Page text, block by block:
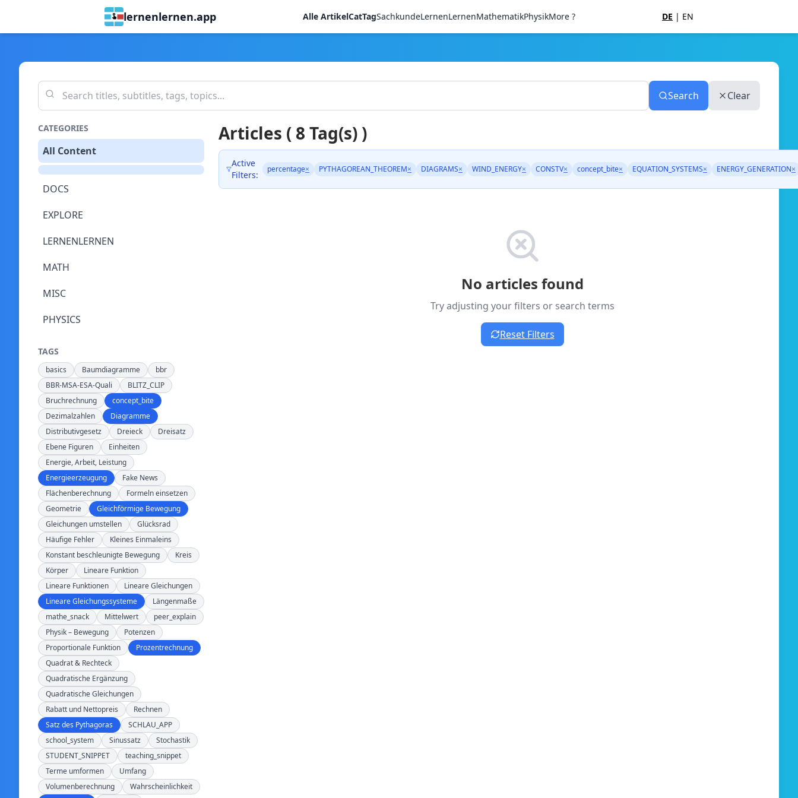
lernenlernen.app Alle ArtikelCatTagSachkundeLernenLernenMathematikPhysikMore ? DE | EN
Search Clear
CATEGORIES
All Content
DOCS
EXPLORE
LERNENLERNEN
MATH
MISC
PHYSICS
TAGS
basics Baumdiagramme
bbr
BBR-MSA-ESA-Quali
BLITZ_CLIP
Bruchrechnung
concept_bite
Dezimalzahlen
Diagramme
Distributivgesetz
Dreieck
Dreisatz
Ebene Figuren
Einheiten
Energie, Arbeit, Leistung
Energieerzeugung
Fake News
Flächenberechnung
Formeln einsetzen
Geometrie
Gleichförmige Bewegung
Gleichungen umstellen
Glücksrad
Häufige Fehler
Kleines Einmaleins
Konstant beschleunigte Bewegung
Kreis
Körper
Lineare Funktion
Lineare Funktionen
Lineare Gleichungen
Lineare Gleichungssysteme
Längenmaße
mathe_snack
Mittelwert
peer_explain
Physik – Bewegung
Potenzen
Proportionale Funktion
Prozentrechnung
Quadrat & Rechteck
Quadratische Ergänzung
Quadratische Gleichungen
Rabatt und Nettopreis
Rechnen
Satz des Pythagoras
SCHLAU_APP
school_system
Sinussatz
Stochastik
STUDENT_SNIPPET
teaching_snippet
Terme umformen
Umfang
Volumenberechnung
Wahrscheinlichkeit
Articles ( 8 Tag(s) )
Active
Filters:
percentage× PYTHAGOREAN_THEOREM× DIAGRAMS× WIND_ENERGY× CONSTV× concept_bite× EQUATION_SYSTEMS× ENERGY_GENERATION×
No articles found
Try adjusting your filters or search terms
Reset Filters